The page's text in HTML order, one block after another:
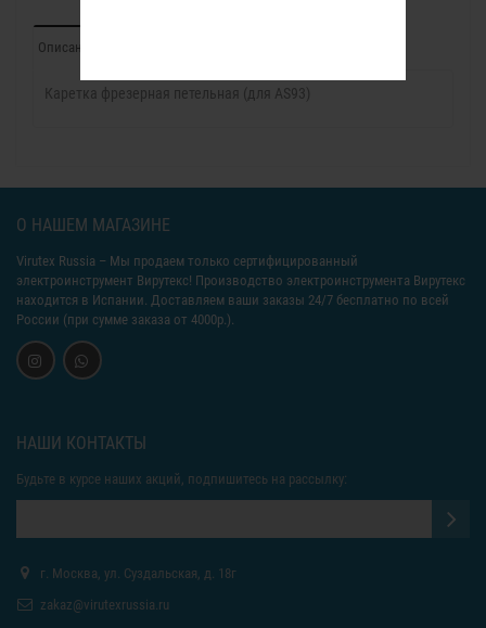
Описание
Каретка фрезерная петельная (для AS93)
О НАШЕМ МАГАЗИНЕ
Virutex Russia – Мы продаем только сертифицированный
электроинструмент Вирутекс! Производство электроинструмента Вирутекс
находится в Испании. Доставляем ваши заказы 24/7 бесплатно по всей
России (при сумме заказа от 4000р.).
НАШИ КОНТАКТЫ
Будьте в курсе наших акций, подпишитесь на рассылку:
г. Москва, ул. Суздальская, д. 18г
zakaz@virutexrussia.ru